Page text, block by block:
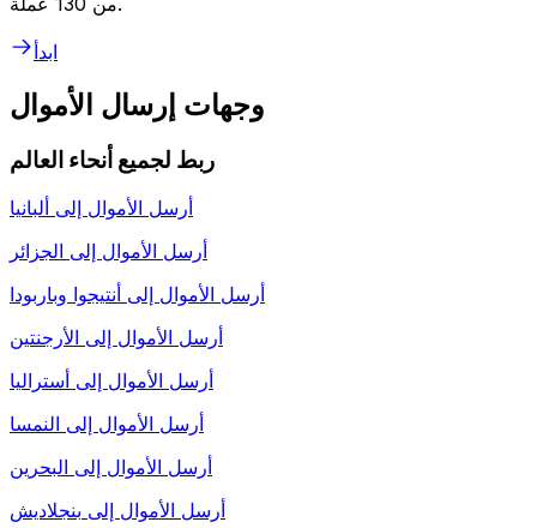
ابدأ
وجهات إرسال الأموال
ربط لجميع أنحاء العالم
أرسل الأموال إلى ألبانيا
أرسل الأموال إلى الجزائر
أرسل الأموال إلى أنتيجوا وباربودا
أرسل الأموال إلى الأرجنتين
أرسل الأموال إلى أستراليا
أرسل الأموال إلى النمسا
أرسل الأموال إلى البحرين
أرسل الأموال إلى بنجلاديش